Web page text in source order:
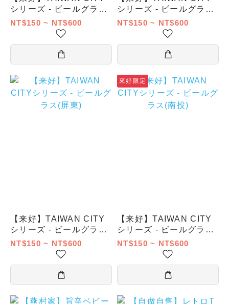
シリーズ - ビールグラス
(彰化)
NT$150 ~ NT$600
シリーズ - ビールグラス
(雲林)
NT$150 ~ NT$600
【来好】TAIWAN CITY
シリーズ - ビールグラス
(屏東)
NT$150 ~ NT$600
來好限定
【来好】TAIWAN CITY
シリーズ - ビールグラス
(南投)
NT$150 ~ NT$600